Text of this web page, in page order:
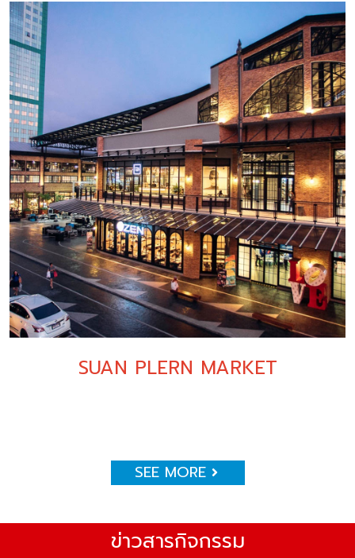
SUAN PLERN MARKET
SEE MORE
ข่าวสารกิจกรรม